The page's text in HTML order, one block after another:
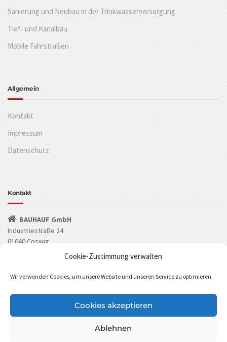
Cookie-Zustimmung verwalten
Wir verwenden Cookies, um unsere Website und unseren Service zu optimieren.
Cookies akzeptieren
Ablehnen
Sanierung und Neubau in der Trinkwasserversorgung
Tief- und Kanalbau
Mobile Fahrstraßen
Allgemein
Kontakt
Impressum
Datenschutz
Kontakt
BAUHAUF GmbH
Industriestraße 24
01640 Coswig
(03523) 53549-29
info@bauhauf.de
BAUHAUF bei Facebook
BAUHAUF bei Instagram